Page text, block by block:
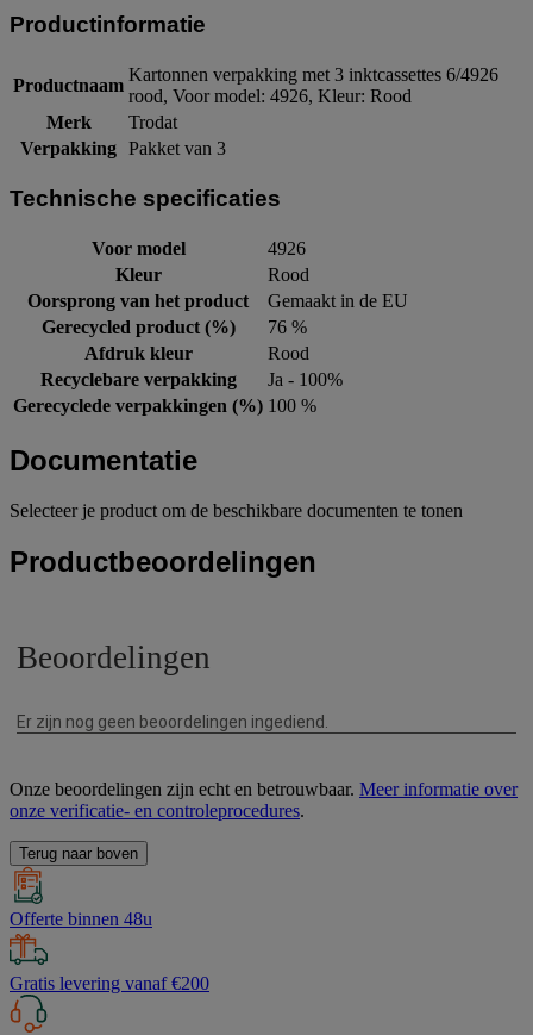
Productinformatie
Productnaam
Kartonnen verpakking met 3 inktcassettes 6/4926
rood, Voor model: 4926, Kleur: Rood
Merk
Trodat
Verpakking Pakket van 3
Technische specificaties
Voor model
4926
Kleur
Rood
Oorsprong van het product
Gemaakt in de EU
Gerecycled product (%)
76 %
Afdruk kleur
Rood
Recyclebare verpakking
Ja - 100%
Gerecyclede verpakkingen (%) 100 %
Documentatie
Selecteer je product om de beschikbare documenten te tonen
Productbeoordelingen
Onze beoordelingen zijn echt en betrouwbaar. Meer informatie over
onze verificatie- en controleprocedures.
Terug naar boven
Offerte binnen 48u
Gratis levering vanaf €200